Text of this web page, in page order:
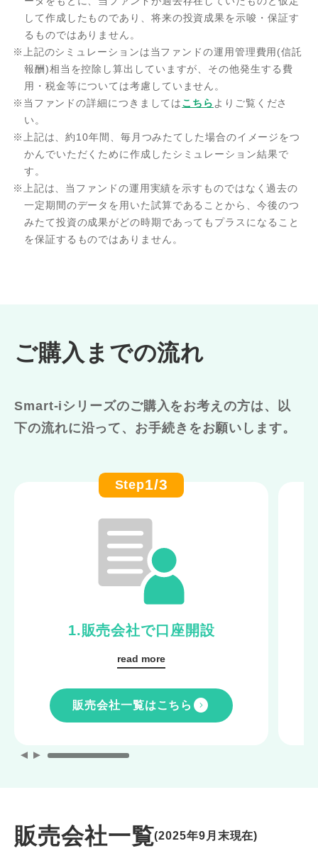
して作成したものであり、将来の投資成果を示唆・保証す
るものではありません。
※上記のシミュレーションは当ファンドの運用管理費用(信託
報酬)相当を控除し算出していますが、その他発生する費
用・税金等については考慮していません。
※当ファンドの詳細につきましてはこちら よりご覧くださ
い。
※上記は、約10年間、毎月つみたてした場合のイメージをつ
かんでいただくために作成したシミュレーション結果で
す。
※上記は、当ファンドの運用実績を示すものではなく過去の
一定期間のデータを用いた試算であることから、今後のつ
みたて投資の成果がどの時期であってもプラスになること
を保証するものではありません。
ご購入までの流れ
Smart-iシリーズのご購入をお考えの方は、以
下の流れに沿って、お手続きをお願いします。
Step1/3
1.販売会社で口座開設
販売会社一覧はこちら
販売会社一覧(2025年9月末現在)